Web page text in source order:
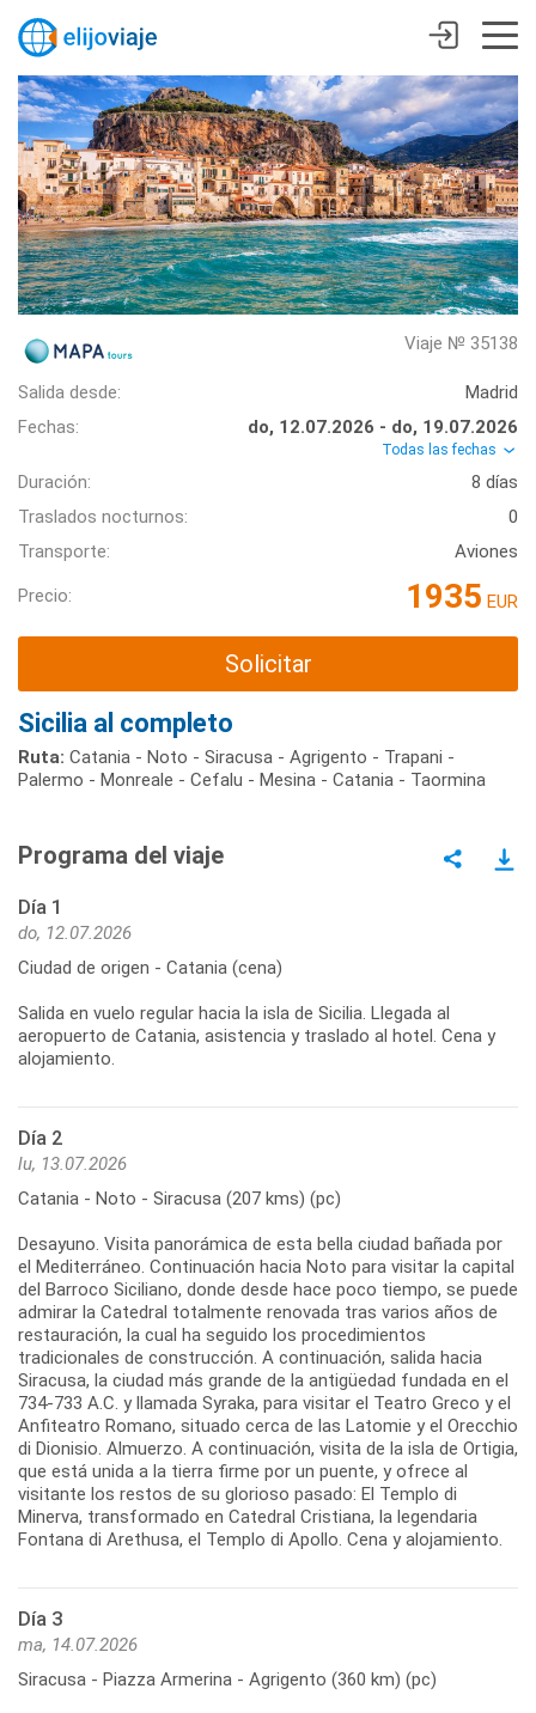
Viaje № 35138
Salida desde:
Madrid
Fechas:
do, 12.07.2026 - do, 19.07.2026
Todas las fechas
Duración:
8 días
Traslados nocturnos:
0
Transporte:
Aviones
Precio: 1935 EUR
Solicitar
Sicilia al completo
Ruta: Catania - Noto - Siracusa - Agrigento - Trapani -
Palermo - Monreale - Cefalu - Mesina - Catania - Taormina
Programa del viaje
Día 1
do, 12.07.2026
Ciudad de origen - Catania (cena)
Salida en vuelo regular hacia la isla de Sicilia. Llegada al
aeropuerto de Catania, asistencia y traslado al hotel. Cena y
Día 2
lu, 13.07.2026
Catania - Noto - Siracusa (207 kms) (pc)
Desayuno. Visita panorámica de esta bella ciudad bañada por
el Mediterráneo. Continuación hacia Noto para visitar la capital
del Barroco Siciliano, donde desde hace poco tiempo, se puede
admirar la Catedral totalmente renovada tras varios años de
restauración, la cual ha seguido los procedimientos
tradicionales de construcción. A continuación, salida hacia
Siracusa, la ciudad más grande de la antigüedad fundada en el
734-733 A.C. y llamada Syraka, para visitar el Teatro Greco y el
Anfiteatro Romano, situado cerca de las Latomie y el Orecchio
di Dionisio. Almuerzo. A continuación, visita de la isla de Ortigia,
que está unida a la tierra firme por un puente, y ofrece al
visitante los restos de su glorioso pasado: El Templo di
Minerva, transformado en Catedral Cristiana, la legendaria
Día 3
ma, 14.07.2026
Siracusa - Piazza Armerina - Agrigento (360 km) (pc)